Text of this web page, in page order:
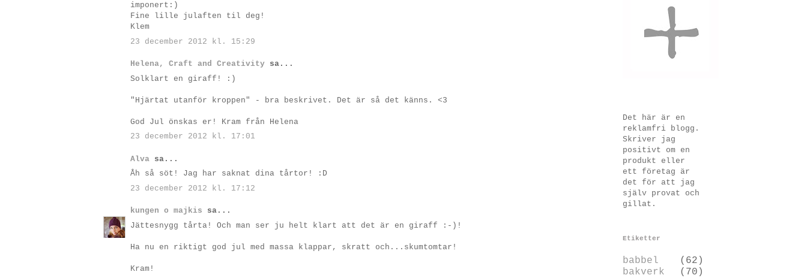
imponert:)
Fine lille julaften til deg!
Klem
23 december 2012 kl. 15:29
Helena, Craft and Creativity sa...
Solklart en giraff! :)
"Hjärtat utanför kroppen" - bra beskrivet. Det är så det känns. <3
God Jul önskas er! Kram från Helena
23 december 2012 kl. 17:01
Alva sa...
Åh så söt! Jag har saknat dina tårtor! :D
23 december 2012 kl. 17:12
kungen o majkis sa...
Jättesnygg tårta! Och man ser ju helt klart att det är en giraff :-)!
Ha nu en riktigt god jul med massa klappar, skratt och...skumtomtar!
Kram!
Det här är en
reklamfri blogg.
Skriver jag
positivt om en
produkt eller
ett företag är
det för att jag
själv provat och
gillat.
Etiketter
babbel
(62)
bakverk
(70)